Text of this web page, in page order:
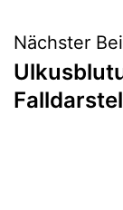
Nächster